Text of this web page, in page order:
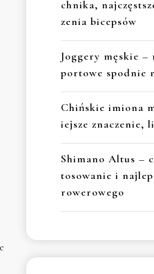
chnika,
zenia bicepsów
Joggery męskie
portowe spodnie
Chińskie imiona
iejsze znaczenie,
Shimano Altus –
tosowanie i
rowerowego